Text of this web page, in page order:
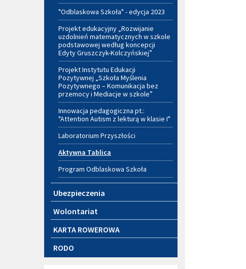
"Odblaskowa Szkoła" - edycja 2023
Projekt edukacyjny „Rozwijanie
uzdolnień matematycznych w szkole
podstawowej według koncepcji
Edyty Gruszczyk-Kolczyńskiej”
Projekt Instytutu Edukacji
Pozytywnej „Szkoła Myślenia
Pozytywnego – Komunikacja bez
przemocy i Mediacje w szkole”
Innowacja pedagogiczna pt.:
"Attention Autism z lekturą w klasie I"
Laboratorium Przyszłości
Aktywna Tablica
Program Odblaskowa Szkoła
Ubezpieczenia
Wolontariat
KARTA ROWEROWA
RODO